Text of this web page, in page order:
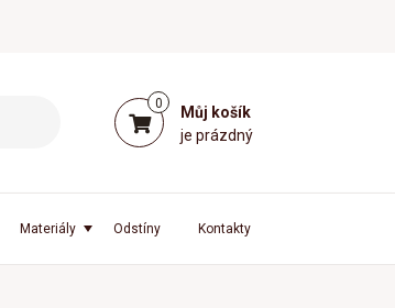
0
Můj košík
je prázdný
Kontakty
Odstíny
Materiály